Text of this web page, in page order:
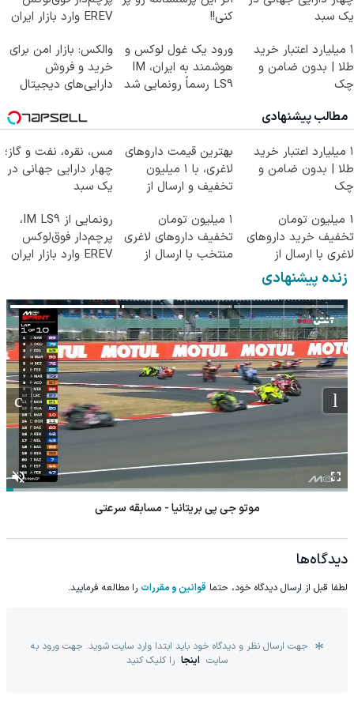
یک سبد
کنی!!
EREV وارد بازار ایران
۱ میلیارد اعتبار خرید
طلا | بدون ضامن و
چک
ورود یک غول لوکس و
هوشمند به ایران، IM
LS9 رسماً رونمایی شد
والکس: بازار امن برای
خرید و فروش
دارایی‌های دیجیتال
مطالب پیشنهادی
۱ میلیارد اعتبار خرید
طلا | بدون ضامن و
چک
بهترین قیمت داروهای
لاغری، با ۱ میلیون
تخفیف و ارسال از
مس، نقره، نفت و گاز؛
چهار دارایی جهانی در
یک سبد
1 میلیون تومان
تخفیف خرید داروهای
لاغری با ارسال از
داروخانه و پک یخ!
۱ میلیون تومان
تخفیف داروهای لاغری
منتخب با ارسال از
رونمایی از IM LS9،
پرچم‌دار فوق‌لوکس
EREV وارد بازار ایران
زنده پیشنهادی
موتو جی پی بریتانیا - مسابقه سرعتی
دیدگاه‌ها
لطفا قبل از ارسال دیدگاه خود، حتما قوانین و مقررات را مطالعه فرمایید.
جهت ارسال نظر و دیدگاه خود باید ابتدا وارد سایت شوید. جهت ورود به
سایت اینجا را کلیک کنید